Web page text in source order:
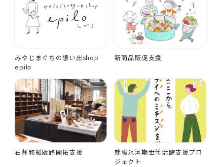
みやじまぐちの想い出shop
epilo
新商品販促支援
石州和紙販路開拓支援
就職氷河期世代活躍支援プロ
ジェクト